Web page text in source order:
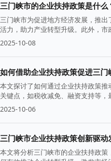
三门峡市的企业扶持政策是什么
三门峡市为促进地方经济发展，推
活力，助力产业转型升级。此外，
2025-10-08
如何借助企业扶持政策促进三门
本文探讨了如何通过企业扶持政策
关键点，如税收减免、融资支持等
2025-10-06
三门峡市企业扶持政策创新驱
本文将分析三门峡市的企业扶持政